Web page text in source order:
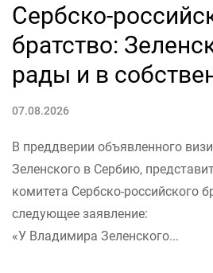
Сербско-
братство:
рады и в
07.08.2026
В преддверии объявленного
Зеленского в Сербию,
комитета Сербско-российского
следующее заявление:
«У Владимира Зеленского...